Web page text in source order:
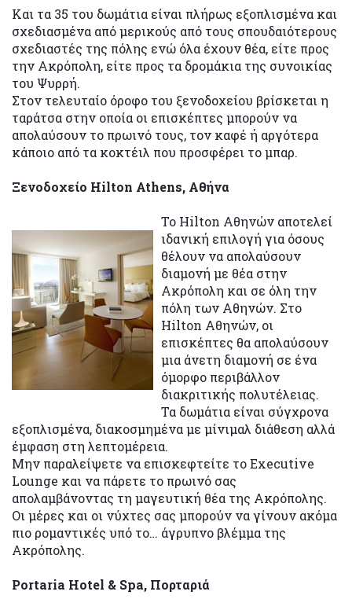
Και τα 35 του δωμάτια είναι πλήρως εξοπλισμένα και
σχεδιασμένα από μερικούς από τους σπουδαιότερους
σχεδιαστές της πόλης ενώ όλα έχουν θέα, είτε προς
την Ακρόπολη, είτε προς τα δρομάκια της συνοικίας
του Ψυρρή.
Στον τελευταίο όροφο του ξενοδοχείου βρίσκεται η
ταράτσα στην οποία οι επισκέπτες μπορούν να
απολαύσουν το πρωινό τους, τον καφέ ή αργότερα
κάποιο από τα κοκτέιλ που προσφέρει το μπαρ.
Ξενοδοχείο Hilton Athens, Αθήνα
Το Hilton Αθηνών αποτελεί
ιδανική επιλογή για όσους
θέλουν να απολαύσουν
διαμονή με θέα στην
Ακρόπολη και σε όλη την
πόλη των Αθηνών. Στο
Hilton Αθηνών, οι
επισκέπτες θα απολαύσουν
μια άνετη διαμονή σε ένα
όμορφο περιβάλλον
διακριτικής πολυτέλειας.
Τα δωμάτια είναι σύγχρονα
εξοπλισμένα, διακοσμημένα με μίνιμαλ διάθεση αλλά
έμφαση στη λεπτομέρεια.
Μην παραλείψετε να επισκεφτείτε το Executive
Lounge και να πάρετε το πρωινό σας
απολαμβάνοντας τη μαγευτική θέα της Ακρόπολης.
Οι μέρες και οι νύχτες σας μπορούν να γίνουν ακόμα
πιο ρομαντικές υπό το… άγρυπνο βλέμμα της
Ακρόπολης.
Portaria Hotel & Spa, Πορταριά